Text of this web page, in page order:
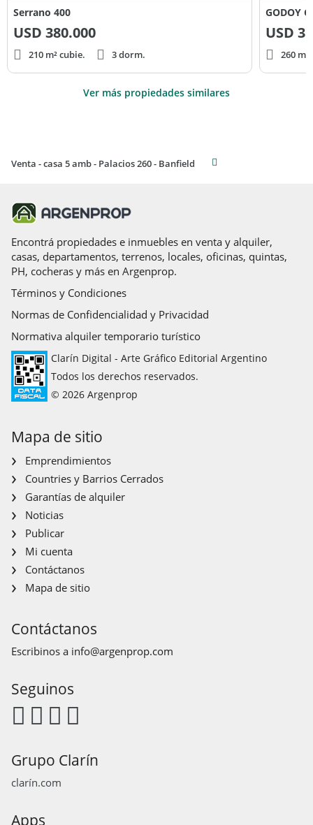
Serrano 400
USD 380.000
210 m² cubie. 3 dorm.
GODOY
USD
260
Ver más propiedades similares
Venta - casa 5 amb - Palacios 260 - Banfield
Encontrá propiedades e inmuebles en venta y alquiler,
casas, departamentos, terrenos, locales, oficinas, quintas,
PH, cocheras y más en Argenprop.
Términos y Condiciones
Normas de Confidencialidad y Privacidad
Normativa alquiler temporario turístico
Clarín Digital - Arte Gráfico Editorial Argentino
Todos los derechos reservados.
© 2026 Argenprop
Mapa de sitio
Emprendimientos
Countries y Barrios Cerrados
Garantías de alquiler
Noticias
Publicar
Mi cuenta
Contáctanos
Mapa de sitio
Contáctanos
Escribinos a info@argenprop.com
Seguinos
Grupo Clarín
clarín.com
Apps